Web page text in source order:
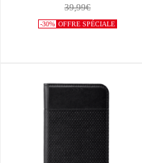
39,99€
-30% OFFRE SPÉCIALE